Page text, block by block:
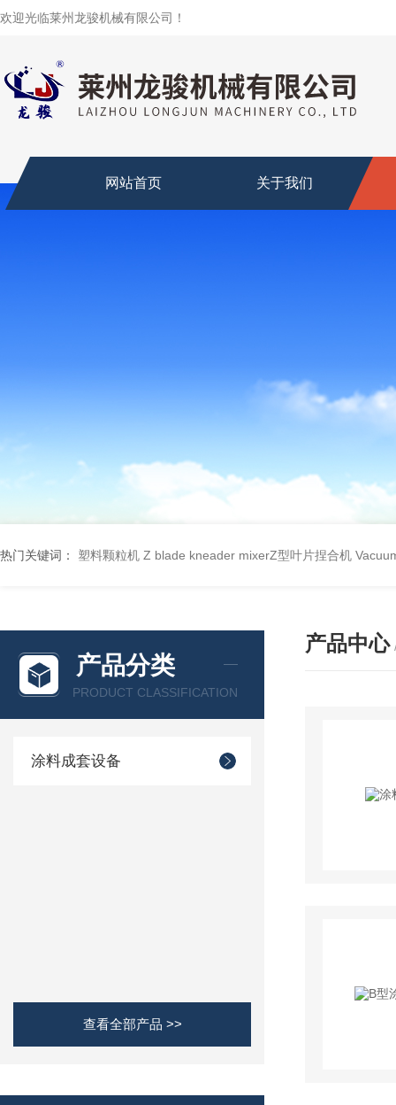
欢迎光临莱州龙骏机械有限公司！
网站首页 关于我们
热门关键词： 塑料颗粒机 Z blade kneader mixerZ型叶片捏合机
产品分类
PRODUCT CLASSIFICATION
涂料成套设备
查看全部产品 >>
产品中心